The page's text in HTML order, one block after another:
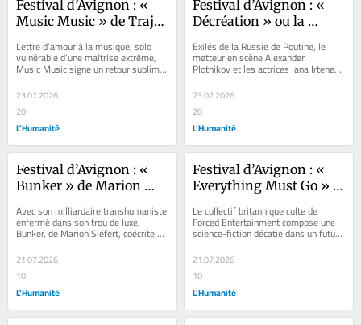
Festival d’Avignon : «
Music Music » de Trajal
voix
Lettre d’amour à la musique, solo
vulnérable d’une maîtrise extrême,
Music Music signe un retour sublime
et joueur du danseur et chorégraphe...
23.07.2026
20
L'Humanité
Festival d’Avignon : «
Décréation » ou la
planches
Exilés de la Russie de Poutine, le
metteur en scène Alexander
Plotnikov et les actrices Iana Irteneva
présenté...
23.07.2026
20
L'Humanité
Festival d’Avignon : «
Bunker » de Marion
transhumaniste
enfermé dans son trou
Avec son milliardaire transhumaniste
enfermé dans son trou de luxe,
Bunker, de Marion Siéfert, coécrite
avec Matthieu Bareyre, peine à se
sauver...
21.07.2026
10
L'Humanité
Festival d’Avignon : «
Everything Must Go »
Entertainment, une
science-fiction décatie
par l’IA
Le collectif britannique culte de
Forced Entertainment compose une
science-fiction décatie dans un futur
de...
21.07.2026
10
L'Humanité